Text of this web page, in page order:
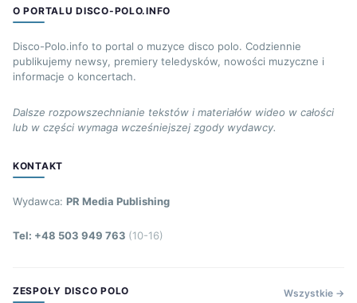
O PORTALU DISCO-POLO.INFO
Disco-Polo.info to portal o muzyce disco polo. Codziennie
publikujemy newsy, premiery teledysków, nowości muzyczne i
informacje o koncertach.
Dalsze rozpowszechnianie tekstów i materiałów wideo w całości
lub w części wymaga wcześniejszej zgody wydawcy.
KONTAKT
Wydawca: PR Media Publishing
Tel: +48 503 949 763 (10-16)
ZESPOŁY DISCO POLO Wszystkie →